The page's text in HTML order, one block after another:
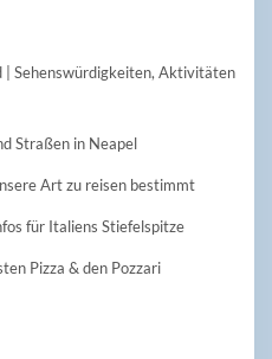
| Sehenswürdigkeiten, Aktivitäten
Straßen in Neapel
Art zu reisen bestimmt
für Italiens Stiefelspitze
Pizza & den Pozzari